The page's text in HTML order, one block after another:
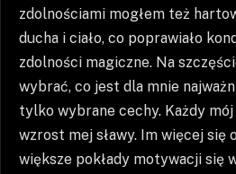
zdolnościami mogłem też
ducha i ciało, co poprawiało
zdolności magiczne. Na
wybrać, co jest dla mnie
tylko wybrane cechy. Każdy mój
wzrost mej sławy. Im więcej się
większe pokłady motywacji się